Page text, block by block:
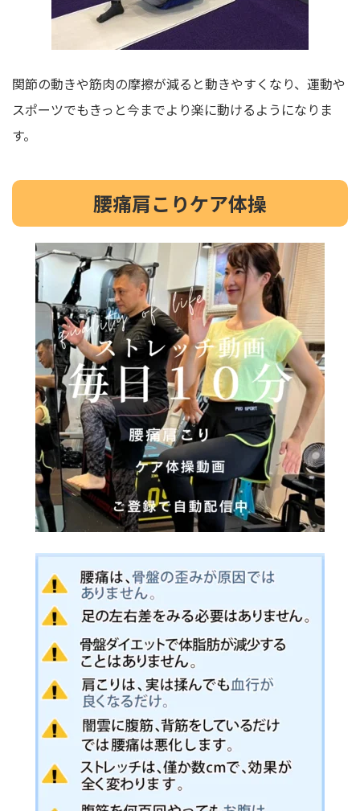
関節の動きや筋肉の摩擦が減ると動きやすくなり、運動や
スポーツでもきっと今までより楽に動けるようになりま
す。
腰痛肩こりケア体操